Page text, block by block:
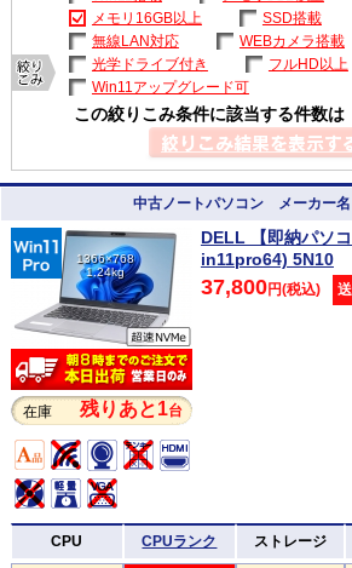
メモリ16GB以上
SSD搭載
無線LAN対応
WEBカメラ搭載
光学ドライブ付き
フルHD以上
Win11アップグレード可
この絞りこみ条件に該当する件数は
中古ノートパソコン メーカー名
1366×768
1.24kg
在庫 残りあと1台
DELL 【即納パソ
in11pro64) 5N10
37,800円(税込)
CPU CPUランク ストレージ